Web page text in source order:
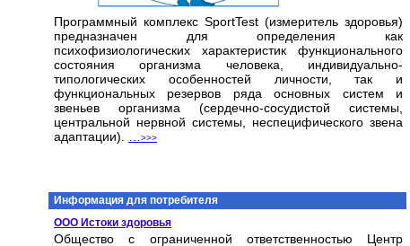
Программный комплекс SportTest (измеритель здоровья)
предназначен для определения как
психофизиологических характеристик функционального
состояния организма человека, индивидуально-
типологических особенностей личности, так и
функциональных резервов ряда основных систем и
звеньев организма (сердечно-сосудистой системы,
центральной нервной системы, неспецифического звена
адаптации).
>>>
Информация для потребителя
ООО Истоки здоровья
Общество с ограниченной ответственностью Центр